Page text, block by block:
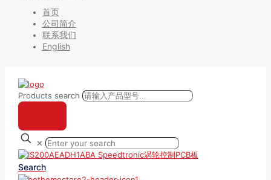
首页
公司简介
联系我们
English
Products search
✕
Search